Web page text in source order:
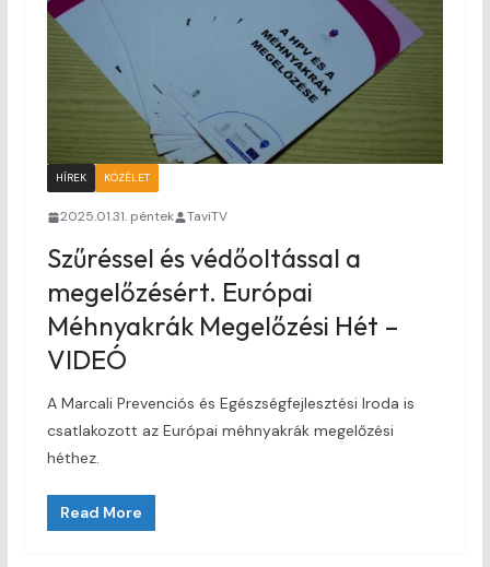
HÍREK KÖZÉLET
2025.01.31. péntek TaviTV
Szűréssel és védőoltással a
megelőzésért. Európai
Méhnyakrák Megelőzési Hét –
VIDEÓ
A Marcali Prevenciós és Egészségfejlesztési Iroda is
csatlakozott az Európai méhnyakrák megelőzési
héthez.
Read More